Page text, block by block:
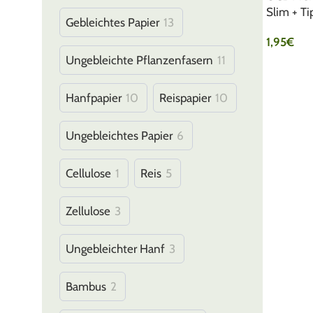
Gebleichtes Papier 13
Ungebleichte Pflanzenfasern 11
Hanfpapier 10 Reispapier 10
Ungebleichtes Papier 6
Cellulose 1 Reis 5
Zellulose 3
Ungebleichter Hanf 3
Bambus 2
Slim +
1,95€